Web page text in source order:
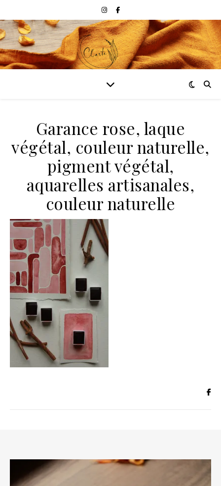
Garance rose, laque
végétal, couleur naturelle,
pigment végétal,
aquarelles artisanales,
couleur naturelle